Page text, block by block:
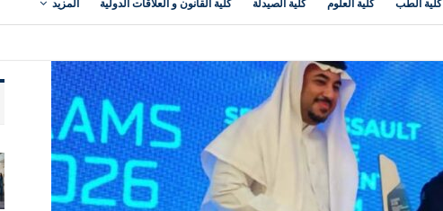
كلية الطب كلية العلوم كلية الصيدلة كلية القانون و العلاقات الدولية المزيد